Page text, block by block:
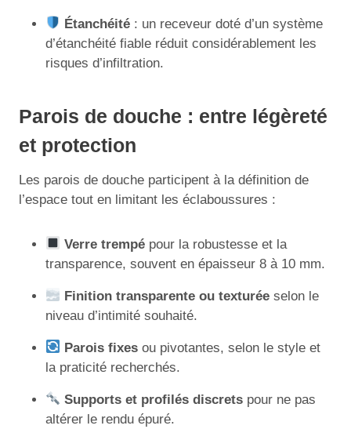
Étanchéité : un receveur doté d’un système
d’étanchéité fiable réduit considérablement les
risques d’infiltration.
Parois de douche : entre légèreté
et protection
Les parois de douche participent à la définition de
l’espace tout en limitant les éclaboussures :
Verre trempé pour la robustesse et la
transparence, souvent en épaisseur 8 à 10 mm.
Finition transparente ou texturée selon le
niveau d’intimité souhaité.
Parois fixes ou pivotantes, selon le style et
la praticité recherchés.
Supports et profilés discrets pour ne pas
altérer le rendu épuré.